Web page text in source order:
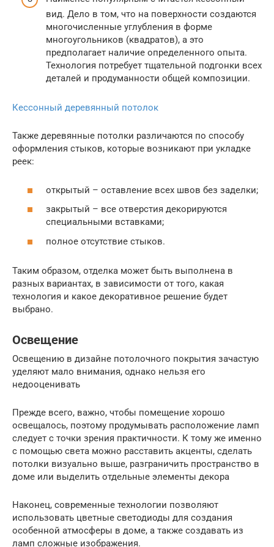
вид. Дело в том, что на поверхности создаются
многочисленные углубления в форме
многоугольников (квадратов), а это
предполагает наличие определенного опыта.
Технология потребует тщательной подгонки всех
деталей и продуманности общей композиции.
Кессонный деревянный потолок
Также деревянные потолки различаются по способу
оформления стыков, которые возникают при укладке
реек:
открытый – оставление всех швов без заделки;
закрытый – все отверстия декорируются
специальными вставками;
полное отсутствие стыков.
Таким образом, отделка может быть выполнена в
разных вариантах, в зависимости от того, какая
технология и какое декоративное решение будет
выбрано.
Освещение
Освещению в дизайне потолочного покрытия зачастую
уделяют мало внимания, однако нельзя его
недооценивать
Прежде всего, важно, чтобы помещение хорошо
освещалось, поэтому продумывать расположение ламп
следует с точки зрения практичности. К тому же именно
с помощью света можно расставить акценты, сделать
потолки визуально выше, разграничить пространство в
доме или выделить отдельные элементы декора
Наконец, современные технологии позволяют
использовать цветные светодиоды для создания
особенной атмосферы в доме, а также создавать из
ламп сложные изображения.